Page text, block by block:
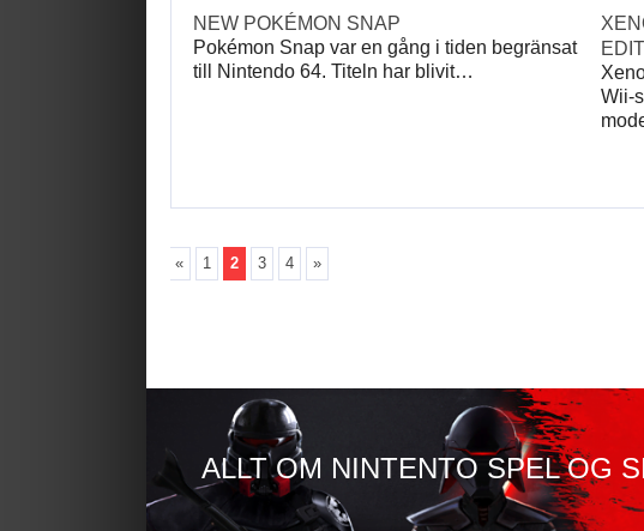
NEW POKÉMON SNAP
Pokémon Snap var en gång i tiden begränsat
till Nintendo 64. Titeln har blivit…
Wii-
« 1 2 3 4 »
ALLT OM NINTENTO SPEL OG